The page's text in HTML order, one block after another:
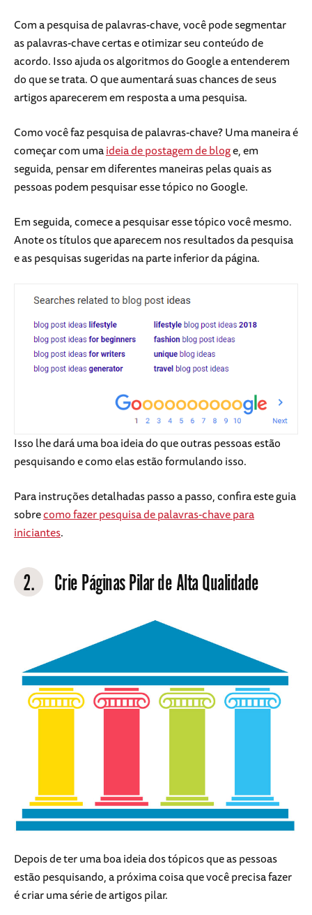
Com a pesquisa de palavras-chave, você pode segmentar
as palavras-chave certas e otimizar seu conteúdo de
acordo. Isso ajuda os algoritmos do Google a entenderem
do que se trata. O que aumentará suas chances de seus
artigos aparecerem em resposta a uma pesquisa.
Como você faz pesquisa de palavras-chave? Uma maneira é
começar com umaideia de postagem de bloge, em
seguida, pensar em diferentes maneiras pelas quais as
pessoas podem pesquisar esse tópico no Google.
Em seguida, comece a pesquisar esse tópico você mesmo.
Anote os títulos que aparecem nos resultados da pesquisa
e as pesquisas sugeridas na parte inferior da página.
Isso lhe dará uma boa ideia do que outras pessoas estão
pesquisando e como elas estão formulando isso.
Para instruções detalhadas passo a passo, confira este guia
sobrecomo fazer pesquisa de palavras-chave para
iniciantes.
2. Crie Páginas Pilar de Alta Qualidade
Depois de ter uma boa ideia dos tópicos que as pessoas
estão pesquisando, a próxima coisa que você precisa fazer
é criar uma série de artigos pilar.